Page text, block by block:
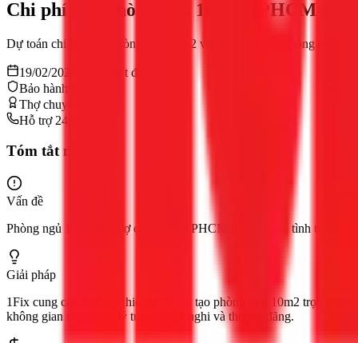
Chi phí xây phòng ngủ 10m2 TPHCM
Dự toán chi phí xây phòng ngủ 10m2 và cách sắp xếp phòng ngủ
19/02/2026
phút đọc
Bảo hành 12 tháng
Thợ chuyên nghiệp
Hỗ trợ 24/7
Tóm tắt nhanh
Vấn đề
Phòng ngủ 10m2 của vợ chồng tại TPHCM thường gặp tình trạng
Giải pháp
1Fix cung cấp dịch vụ thiết kế và cải tạo phòng ngủ 10m2 trọn gói.
không gian nghỉ ngơi lý tưởng, tiện nghi và thoáng đãng.